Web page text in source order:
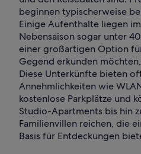
beginnen typischerweise
Einige Aufenthalte liegen
Nebensaison sogar unter
einer großartigen Option
Gegend erkunden
Diese Unterkünfte bieten
Annehmlichkeiten wie
kostenlose Parkplätze und
Studio-Apartments bis hin
Familienvillen reichen, die
Basis für Entdeckungen